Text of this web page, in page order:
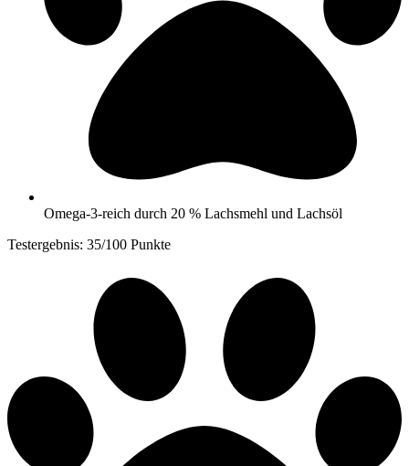
Omega-3-reich durch 20 % Lachsmehl und Lachsöl
Testergebnis: 35/100 Punkte